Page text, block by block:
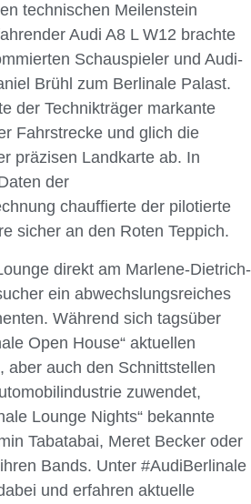
technischen Meilenstein
Audi A8 L W12 brachte
Schauspieler und Audi-
Brühl zum Berlinale Palast.
der Technikträger markante
Fahrstrecke und glich die
präzisen Landkarte ab. In
der
chauffierte der pilotierte
sicher an den Roten Teppich.
direkt am Marlene-Dietrich-
ein abwechslungsreiches
Während sich tagsüber
Open House“ aktuellen
aber auch den Schnittstellen
zuwendet,
Lounge Nights“ bekannte
Tabatabai, Meret Becker oder
Bands. Unter #AudiBerlinale
und erfahren aktuelle